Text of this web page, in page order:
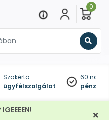
0
Szakértő
ügyfélszolgálat
60